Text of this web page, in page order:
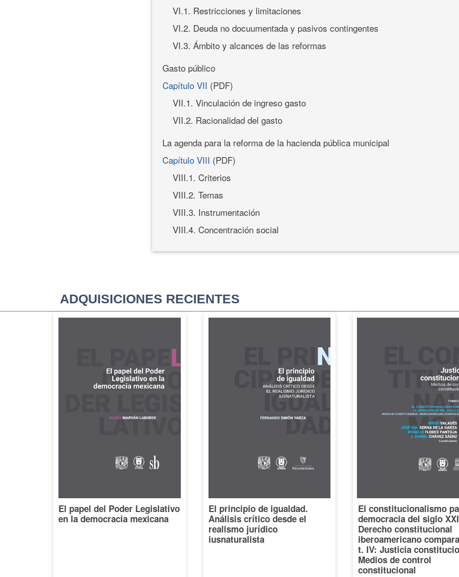
VI.1. Restricciones y limitaciones
VI.2. Deuda no docuumentada y pasivos contingentes
VI.3. Ámbito y alcances de las reformas
Gasto público
Capítulo VII (PDF)
VII.1. Vinculación de ingreso gasto
VII.2. Racionalidad del gasto
La agenda para la reforma de la hacienda pública municipal
Capítulo VIII (PDF)
VIII.1. Criterios
VIII.2. Temas
VIII.3. Instrumentación
VIII.4. Concentración social
ADQUISICIONES RECIENTES
El papel del Poder Legislativo
en la democracia mexicana
El principio de igualdad.
Análisis crítico desde el
realismo jurídico
iusnaturalista
El constitucionalismo
democracia del siglo
Derecho constitucional
iberoamericano
t. IV: Justicia
Medios de control
constitucional